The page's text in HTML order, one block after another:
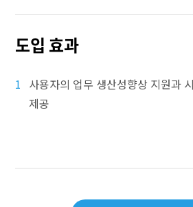
도입 효과
1 사용자의 업무 생산성향상 지원과
제공